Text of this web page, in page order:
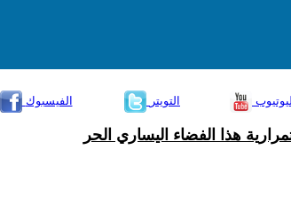
الفيسبوك
التويتر
هذا الفضاء اليساري الحر